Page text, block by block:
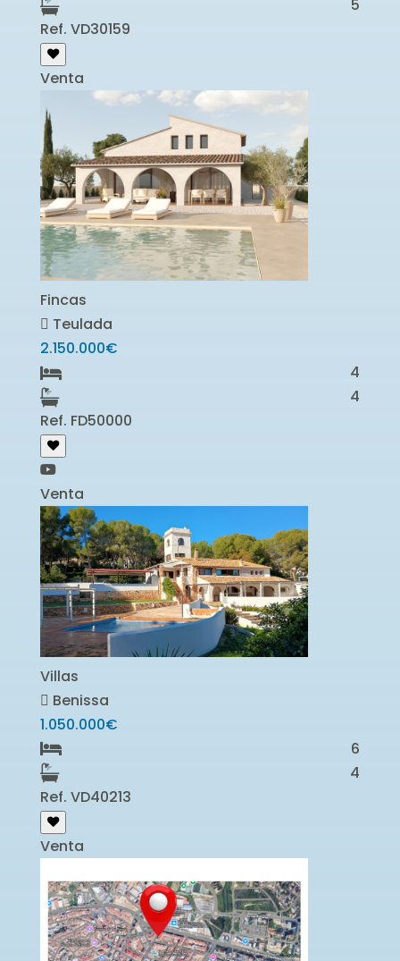
5
Ref. VD30159
Venta
Fincas
Teulada
2.150.000€
4
4
Ref. FD50000
Venta
Villas
Benissa
1.050.000€
6
4
Ref. VD40213
Venta